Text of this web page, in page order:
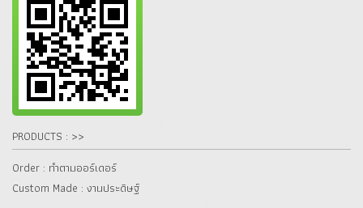
PRODUCTS : >>
Order : ทำตามออร์เดอร์
Custom Made : งานประดิษฐ์